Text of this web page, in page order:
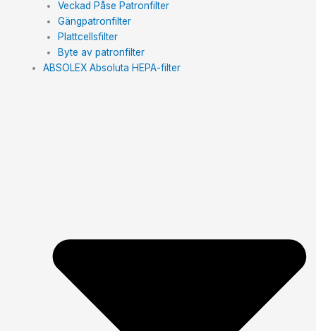
Veckad Påse Patronfilter
Gängpatronfilter
Plattcellsfilter
Byte av patronfilter
ABSOLEX Absoluta HEPA-filter